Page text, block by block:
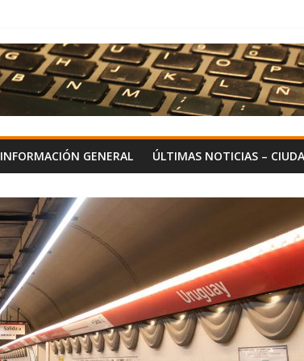
INFORMACIÓN GENERAL ÚLTIMAS NOTICIAS –